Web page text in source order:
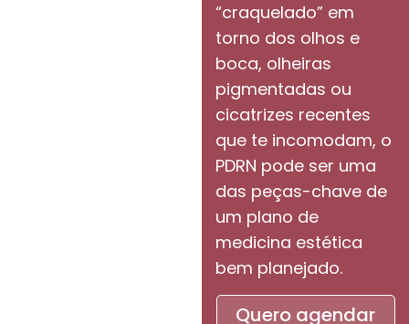
“craquelado” em
torno dos olhos e
boca, olheiras
pigmentadas ou
cicatrizes recentes
que te incomodam, o
PDRN pode ser uma
das peças-chave de
um plano de
medicina estética
bem planejado.
Quero agendar